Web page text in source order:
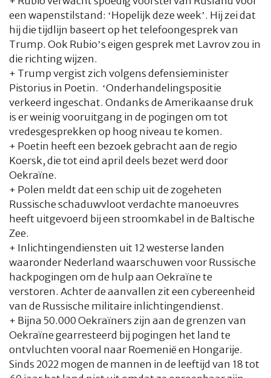
een wapenstilstand: ‘Hopelijk deze week’. Hij zei dat
hij die tijdlijn baseert op het telefoongesprek van
Trump. Ook Rubio’s eigen gesprek met Lavrov zou in
die richting wijzen.
+ Trump vergist zich volgens defensieminister
Pistorius in Poetin. ‘Onderhandelingspositie
verkeerd ingeschat. Ondanks de Amerikaanse druk
is er weinig vooruitgang in de pogingen om tot
vredesgesprekken op hoog niveau te komen.
+ Poetin heeft een bezoek gebracht aan de regio
Koersk, die tot eind april deels bezet werd door
Oekraïne.
+ Polen meldt dat een schip uit de zogeheten
Russische schaduwvloot verdachte manoeuvres
heeft uitgevoerd bij een stroomkabel in de Baltische
Zee.
+ Inlichtingendiensten uit 12 westerse landen
waaronder Nederland waarschuwen voor Russische
hackpogingen om de hulp aan Oekraïne te
verstoren. Achter de aanvallen zit een cybereenheid
van de Russische militaire inlichtingendienst.
+ Bijna 50.000 Oekraïners zijn aan de grenzen van
Oekraïne gearresteerd bij pogingen het land te
ontvluchten vooral naar Roemenië en Hongarije.
Sinds 2022 mogen de mannen in de leeftijd van 18 tot